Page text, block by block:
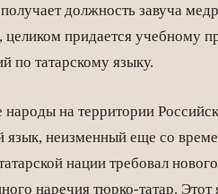
должность завуча
целиком придается учебному
по татарскому языку.
народы на территории
язык, неизменный еще со
нации требовал
наречия тюрко-татар. Этот